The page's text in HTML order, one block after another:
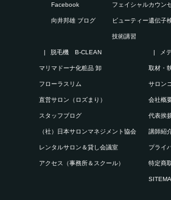
Facebook
向井邦雄 ブログ
フェイシャルカウ
ビューティー遺伝子
技術講習
脱毛機 B-CLEAN
マリマドーナ化粧品 卸
フローラスリム
直営サロン（ロズまり）
スタッフブログ
（社）日本サロンマネジメント協会
レンタルサロン＆貸し会議室
アクセス（事務所＆スクール）
メ
取材・
サロン
会社概
代表挨
講師紹
プライ
特定商